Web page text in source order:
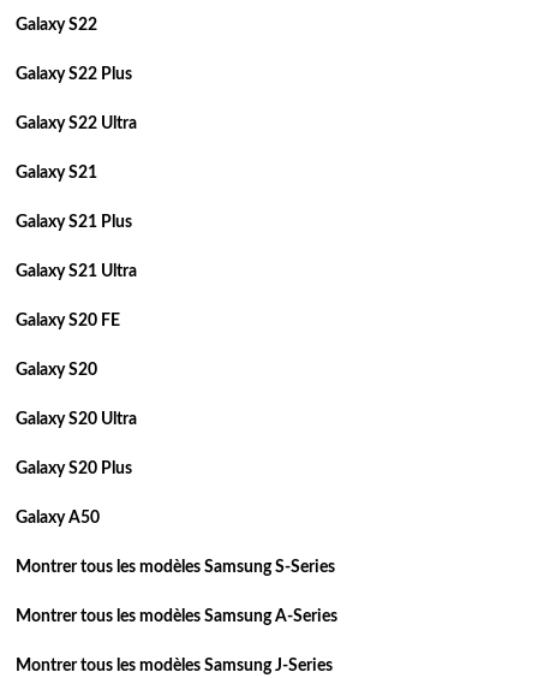
Galaxy S22
Galaxy S22 Plus
Galaxy S22 Ultra
Galaxy S21
Galaxy S21 Plus
Galaxy S21 Ultra
Galaxy S20 FE
Galaxy S20
Galaxy S20 Ultra
Galaxy S20 Plus
Galaxy A50
Montrer tous les modèles Samsung S-Series
Montrer tous les modèles Samsung A-Series
Montrer tous les modèles Samsung J-Series